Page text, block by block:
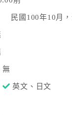
民國100年10月
無
英文、日文